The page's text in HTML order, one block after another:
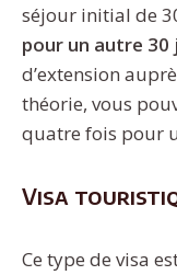
séjour initial de
pour un autre 30
d’extension
théorie, vous
quatre fois pour
Visa
Ce type de visa